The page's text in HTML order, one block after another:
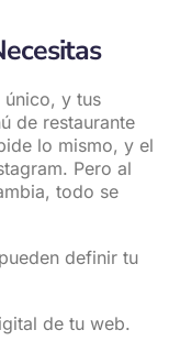
único, y tus
de restaurante
lo mismo, y el
Pero al
todo se
definir tu
de tu web.